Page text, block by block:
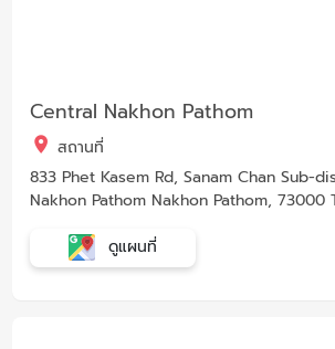
Central Nakhon Pathom
สถานที่
833 Phet Kasem Rd, Sanam Chan Sub-
Nakhon Pathom Nakhon Pathom, 73000
ดูแผนที่